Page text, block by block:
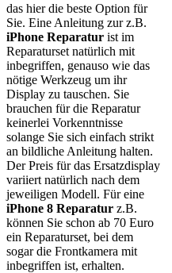
das hier die beste Option für
Sie. Eine Anleitung zur z.B.
iPhone Reparatur ist im
Reparaturset natürlich mit
inbegriffen, genauso wie das
nötige Werkzeug um ihr
Display zu tauschen. Sie
brauchen für die Reparatur
keinerlei Vorkenntnisse
solange Sie sich einfach strikt
an bildliche Anleitung halten.
Der Preis für das Ersatzdisplay
variiert natürlich nach dem
jeweiligen Modell. Für eine
iPhone 8 Reparatur z.B.
können Sie schon ab 70 Euro
ein Reparaturset, bei dem
sogar die Frontkamera mit
inbegriffen ist, erhalten.